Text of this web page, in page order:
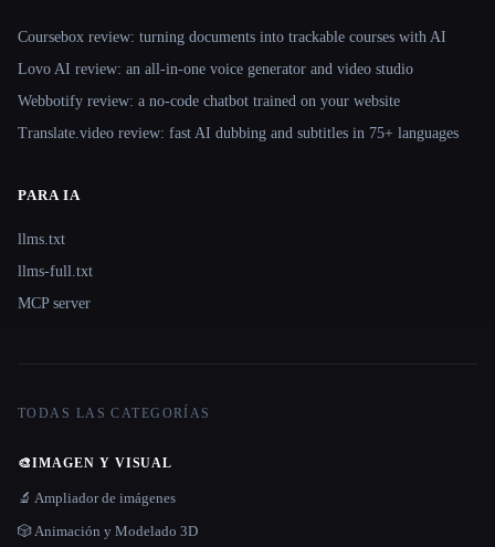
Coursebox review: turning documents into trackable courses with AI
Lovo AI review: an all-in-one voice generator and video studio
Webbotify review: a no-code chatbot trained on your website
Translate.video review: fast AI dubbing and subtitles in 75+ languages
PARA IA
llms.txt
llms-full.txt
MCP server
TODAS LAS CATEGORÍAS
🎨IMAGEN Y VISUAL
🔬 Ampliador de imágenes
🎲 Animación y Modelado 3D